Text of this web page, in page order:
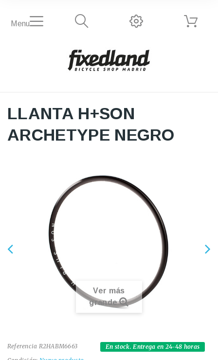
Menu
LLANTA H+SON
ARCHETYPE NEGRO
Ver más
grande
Referencia R2HABM6663
En stock. Entrega en 24-48 horas